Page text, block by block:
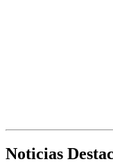
Noticias